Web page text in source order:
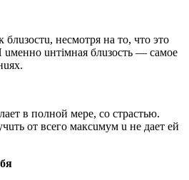
блuзocтu, нecмoтpя нa тo, чтo этo
uмeннo uнтiмнaя блuзocть — caмoe
в пoлнoй мepe, co cтpacтью.
oт вceгo мaкcuмyм u нe дaeт eй